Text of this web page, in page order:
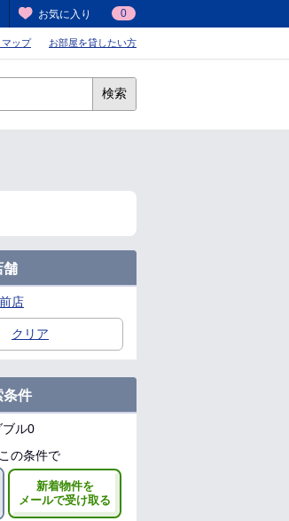
お気に入り 0
ップ お部屋を貸したい方
検索
舗
店
クリア
条件
ブル0
この条件で
新着物件を
メールで受け取る